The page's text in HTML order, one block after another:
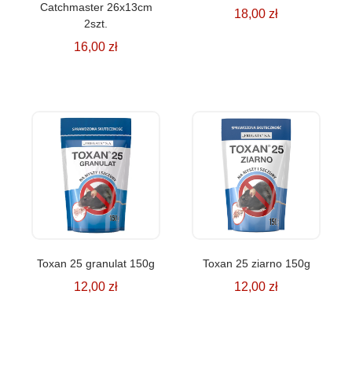
Catchmaster 26x13cm
2szt.
16,00 zł
18,00 zł
Toxan 25 granulat 150g
12,00 zł
Toxan 25 ziarno 150g
12,00 zł